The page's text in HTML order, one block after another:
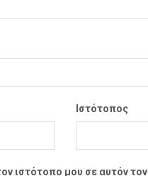
Ιστότοπος
ιστότοπο μου σε αυτόν